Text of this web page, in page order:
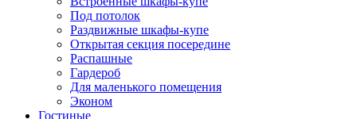
Под потолок
Раздвижные шкафы-купе
Открытая секция посередине
Распашные
Гардероб
Для маленького помещения
Эконом
Гостиные